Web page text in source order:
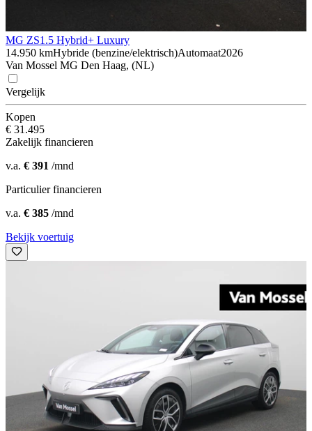
MG ZS1.5 Hybrid+ Luxury
14.950 kmHybride (benzine/elektrisch)Automaat2026
Van Mossel MG Den Haag, (NL)
Vergelijk
Kopen
€ 31.495
Zakelijk financieren
v.a. € 391 /mnd
Particulier financieren
v.a. € 385 /mnd
Bekijk voertuig